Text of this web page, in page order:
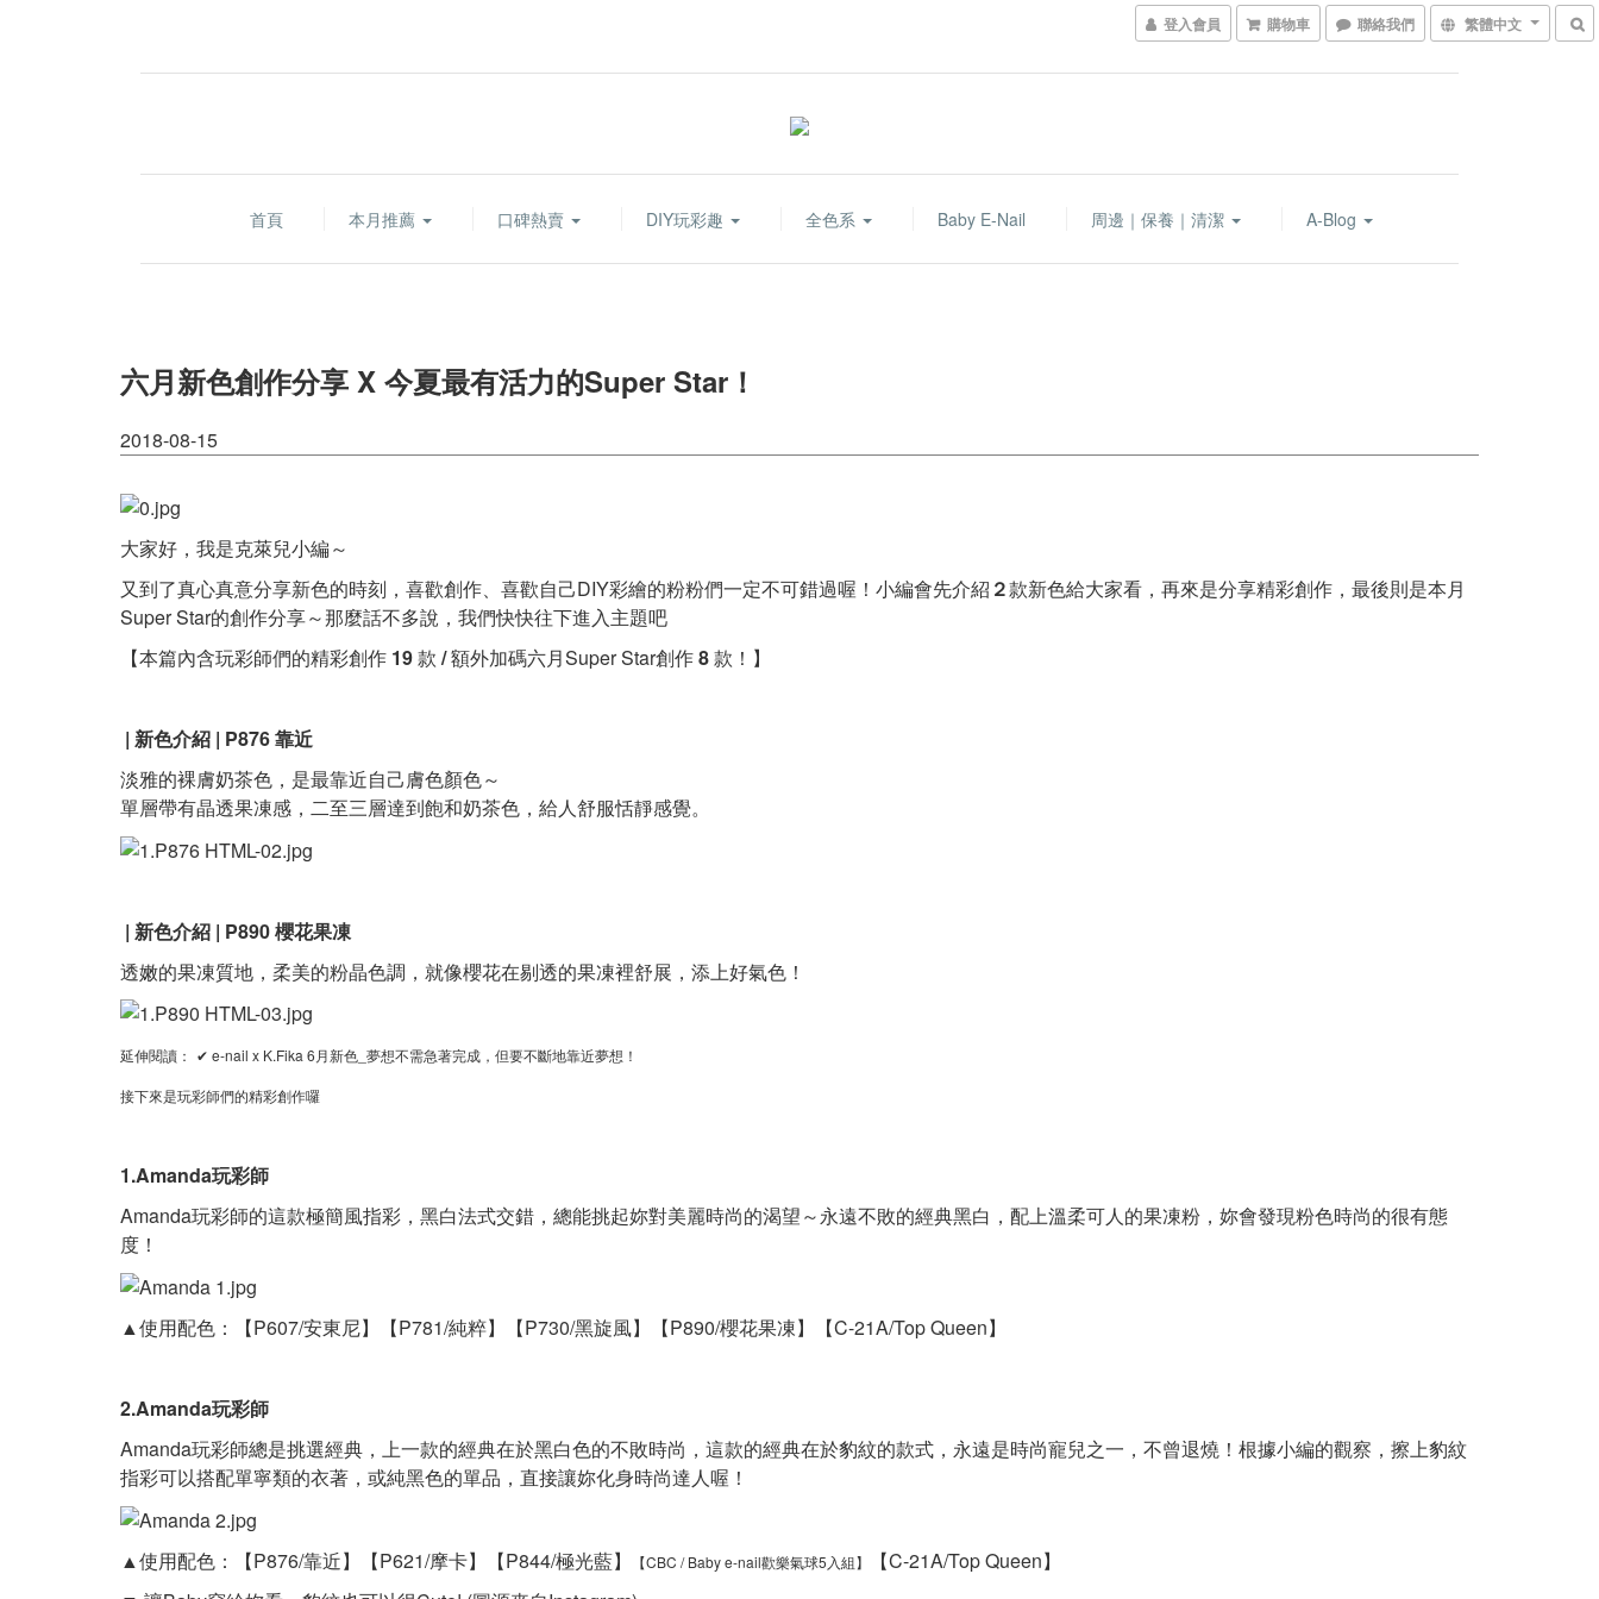
登入會員 購物車 聯絡我們 繁體中文
首頁 本月推薦 口碑熱賣 DIY玩彩趣 全色系 Baby E-Nail 周邊｜保養｜清潔 A-Blog
六月新色創作分享 X 今夏最有活力的Super Star！
2018-08-15
大家好，我是克萊兒小編～
又到了真心真意分享新色的時刻，喜歡創作、喜歡自己DIY彩繪的粉粉們一定不可錯過喔！小編會先介紹 ２款新色給大家看，再來是分享精彩創作，最後則是本月
Super Star的創作分享～那麼話不多說，我們快快往下進入主題吧
【本篇內含玩彩師們的精彩創作 19款 /額外加碼六月Super Star創作8款！ 】
| 新色介紹 | P876 靠近
淡雅的裸膚奶茶色，是最靠近自己膚色顏色～
單層帶有晶透果凍感，二至三層達到飽和奶茶色，給人舒服恬靜感覺。
| 新色介紹 | P890 櫻花果凍
透嫩的果凍質地，柔美的粉晶色調，就像櫻花在剔透的果凍裡舒展，添上好氣色！
延伸閱讀： ✔ e-nail x K.Fika 6月新色_夢想不需急著完成，但要不斷地靠近夢想！
接下來是玩彩師們的精彩創作囉
1.Amanda玩彩師
Amanda玩彩師的這款極簡風指彩，黑白法式交錯，總能挑起妳對美麗時尚的渴望～永遠不敗的經典黑白，配上溫柔可人的果凍粉，妳會發現粉色時尚的很有態
度！
▲使用配色： 【P607/安東尼】 【P781/純粹】 【P730/黑旋風】 【P890/櫻花果凍】 【C-21A/Top Queen】
2.Amanda玩彩師
Amanda玩彩師總是挑選經典，上一款的經典在於黑白色的不敗時尚，這款的經典在於豹紋的款式，永遠是時尚寵兒之一，不曾退燒！根據小編的觀察，擦上豹紋
指彩可以搭配單寧類的衣著，或純黑色的單品，直接讓妳化身時尚達人喔！
▲使用配色： 【P876/靠近】 【P621/摩卡】 【P844/極光藍】 【CBC / Baby e-nail歡樂氣球5入組】
【C-21A/Top Queen】